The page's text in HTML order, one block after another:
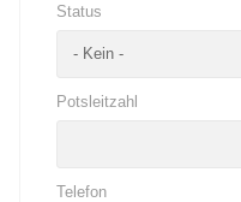
Status
Potsleitzahl
Telefon